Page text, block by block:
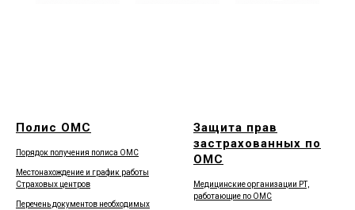
Полис ОМС
Порядок получения полиса ОМС
Местонахождение и график работы
Страховых центров
Перечень документов необходимых
Защита прав
застрахованных по
ОМС
Медицинские организации РТ,
работающие по ОМС